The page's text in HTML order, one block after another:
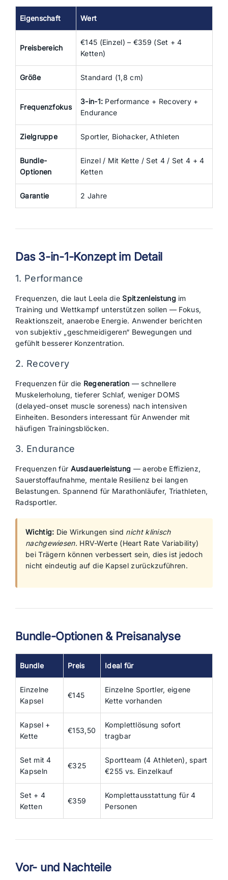
Eigenschaft Wert
Preisbereich
€145 (Einzel) – €359 (Set + 4
Ketten)
Größe Standard (1,8 cm)
Frequenzfokus
3-in-1: Performance + Recovery +
Endurance
Zielgruppe Sportler, Biohacker, Athleten
Bundle-
Optionen
Einzel / Mit Kette / Set 4 / Set 4 + 4
Ketten
Garantie 2 Jahre
Das 3-in-1-Konzept im Detail
1. Performance
Frequenzen, die laut Leela die Spitzenleistung im
Training und Wettkampf unterstützen sollen — Fokus,
Reaktionszeit, anaerobe Energie. Anwender berichten
von subjektiv „geschmeidigeren“ Bewegungen und
gefühlt besserer Konzentration.
2. Recovery
Frequenzen für die Regeneration — schnellere
Muskelerholung, tieferer Schlaf, weniger DOMS
(delayed-onset muscle soreness) nach intensiven
Einheiten. Besonders interessant für Anwender mit
häufigen Trainingsblöcken.
3. Endurance
Frequenzen für Ausdauerleistung — aerobe Effizienz,
Sauerstoffaufnahme, mentale Resilienz bei langen
Belastungen. Spannend für Marathonläufer, Triathleten,
Radsportler.
Wichtig: Die Wirkungen sind nicht klinisch
nachgewiesen. HRV-Werte (Heart Rate Variability)
bei Trägern können verbessert sein, dies ist jedoch
nicht eindeutig auf die Kapsel zurückzuführen.
Bundle-Optionen & Preisanalyse
Bundle Preis Ideal für
Einzelne
Kapsel
€145
Einzelne Sportler, eigene
Kette vorhanden
Kapsel +
Kette
€153,50
Komplettlösung sofort
tragbar
Set mit 4
Kapseln
€325
Sportteam (4 Athleten), spart
€255 vs. Einzelkauf
Set + 4
Ketten
€359
Komplettausstattung für 4
Personen
Vor- und Nachteile